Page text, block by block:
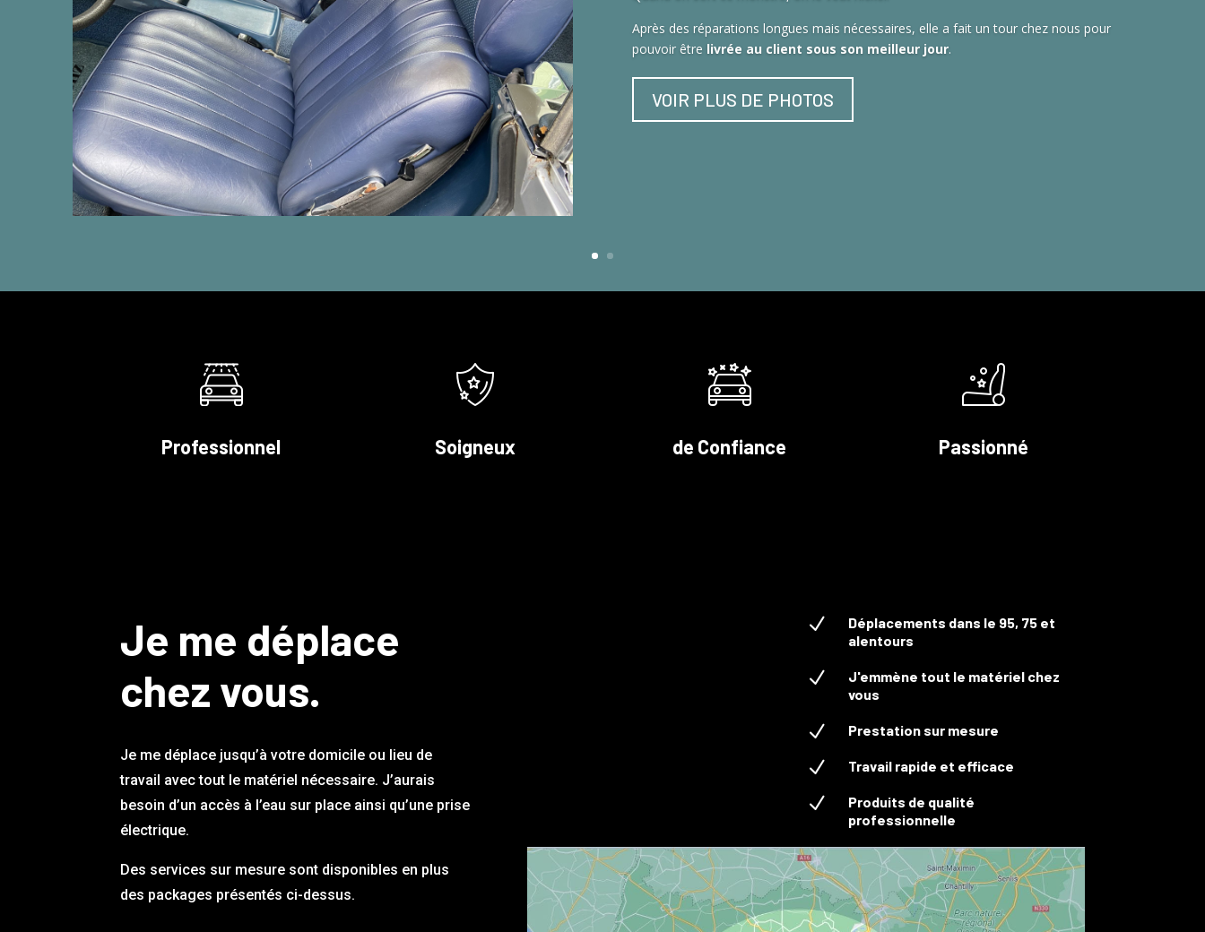
Après des réparations longues mais nécessaires, elle a fait un tour chez nous pour
pouvoir être livrée au client sous son meilleur jour.
VOIR PLUS DE PHOTOS
Professionnel Soigneux de Confiance Passionné
Je me déplace
chez vous.
Je me déplace jusqu’à votre domicile ou lieu de
travail avec tout le matériel nécessaire. J’aurais
besoin d’un accès à l’eau sur place ainsi qu’une prise
électrique.
Des services sur mesure sont disponibles en plus
des packages présentés ci-dessus.
N
Déplacements dans le 95, 75 et
alentours
N
J'emmène tout le matériel chez
vous
N Prestation sur mesure
N Travail rapide et efficace
N
Produits de qualité
professionnelle